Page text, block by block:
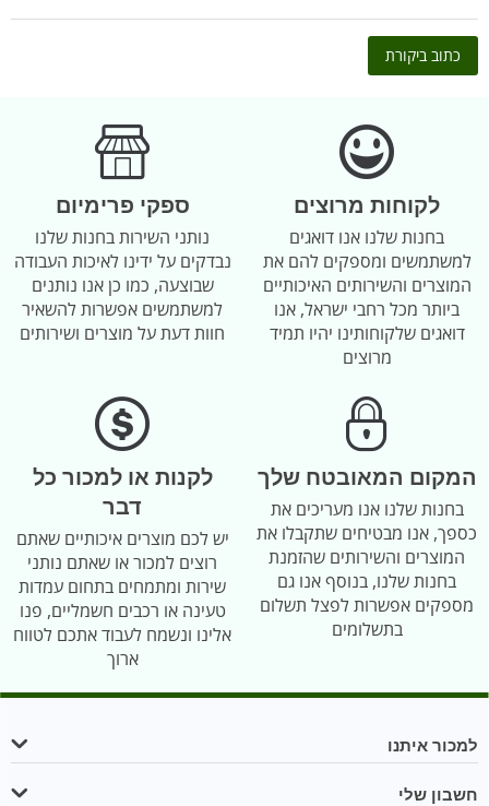
כתוב ביקורת
לקוחות מרוצים
בחנות שלנו אנו דואגים
למשתמשים ומספקים להם את
המוצרים והשירותים האיכותיים
ביותר מכל רחבי ישראל, אנו
דואגים שלקוחותינו יהיו תמיד
מרוצים
ספקי פרימיום
נותני השירות בחנות שלנו
נבדקים על ידינו לאיכות העבודה
שבוצעה, כמו כן אנו נותנים
למשתמשים אפשרות להשאיר
חוות דעת על מוצרים ושירותים
המקום המאובטח שלך
בחנות שלנו אנו מעריכים את
כספך, אנו מבטיחים שתקבלו את
המוצרים והשירותים שהזמנת
בחנות שלנו, בנוסף אנו גם
מספקים אפשרות לפצל תשלום
בתשלומים
לקנות או למכור כל
דבר
יש לכם מוצרים איכותיים שאתם
רוצים למכור או שאתם נותני
שירות ומתמחים בתחום עמדות
טעינה או רכבים חשמליים, פנו
אלינו ונשמח לעבוד אתכם לטווח
ארוך
למכור איתנו
חשבון שלי